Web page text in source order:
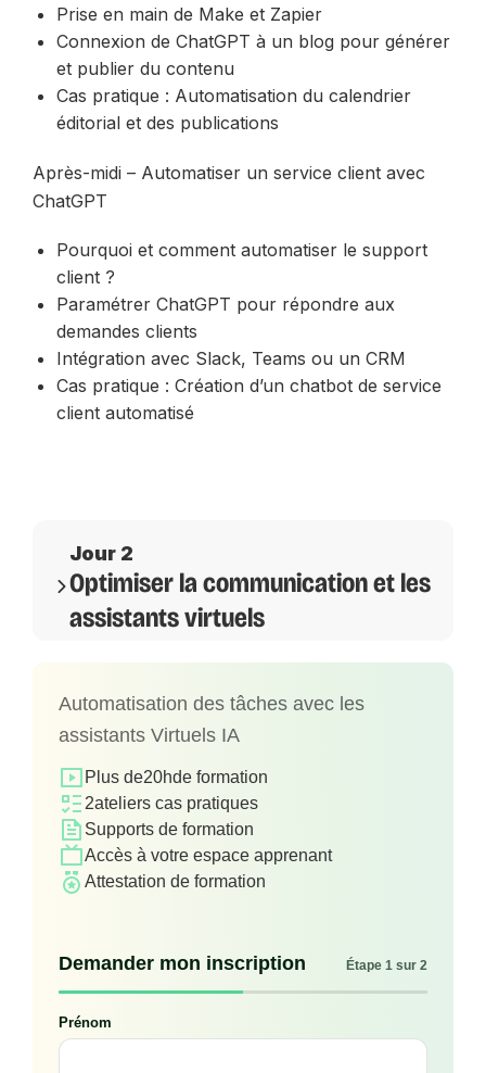
Prise en main de Make et Zapier
Connexion de ChatGPT à un blog pour générer
et publier du contenu
Cas pratique : Automatisation du calendrier
éditorial et des publications
Après-midi – Automatiser un service client avec
ChatGPT
Pourquoi et comment automatiser le support
client ?
Paramétrer ChatGPT pour répondre aux
demandes clients
Intégration avec Slack, Teams ou un CRM
Cas pratique : Création d’un chatbot de service
client automatisé
Jour 2
Optimiser la communication et les
assistants virtuels
Automatisation des tâches avec les
assistants Virtuels IA
Plus de20hde formation
2ateliers cas pratiques
Supports de formation
Accès à votre espace apprenant
Attestation de formation
Demander mon inscription Étape 1 sur 2
Prénom